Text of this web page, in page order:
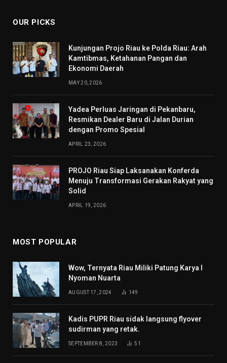
OUR PICKS
Kunjungan Projo Riau ke Polda Riau: Arah
Kamtibmas, Ketahanan Pangan dan
Ekonomi Daerah
MAY 20, 2026
Yadea Perluas Jaringan di Pekanbaru,
Resmikan Dealer Baru di Jalan Durian
dengan Promo Spesial
APRIL 23, 2026
PROJO Riau Siap Laksanakan Konferda
Menuju Transformasi Gerakan Rakyat yang
Solid
APRIL 19, 2026
MOST POPULAR
Wow, Ternyata Riau Miliki Patung Karya I
Nyoman Nuarta
AUGUST 17, 2024 149
Kadis PUPR Riau sidak langsung flyover
sudirman yang retak.
SEPTEMBER 8, 2023 51